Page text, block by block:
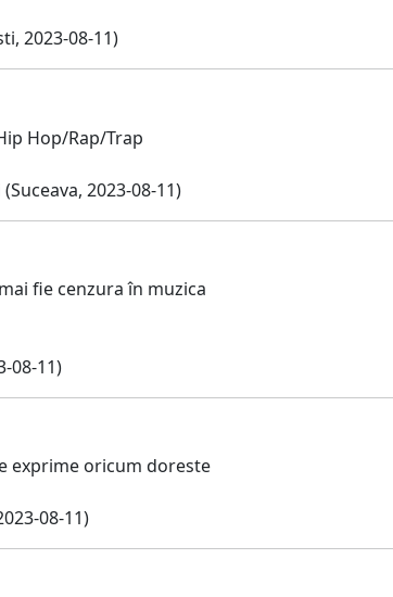
2023-08-11)
Hop/Rap/Trap
(Suceava, 2023-08-11)
fie cenzura în muzica
08-11)
exprime oricum doreste
08-11)